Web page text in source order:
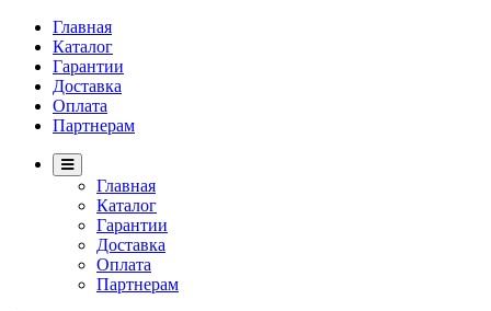
Главная
Каталог
Гарантии
Доставка
Оплата
Партнерам
Главная
Каталог
Гарантии
Доставка
Оплата
Партнерам